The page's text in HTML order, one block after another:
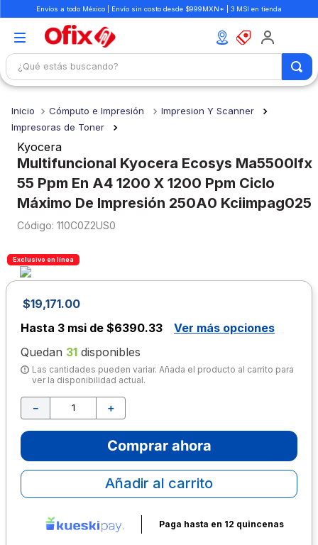
Envíos a todo México | Envío sin costo desde $999MXN* | 3 MSI en tienda
¿Qué estás buscando?
Cómputo e Impresión
Impresion Y Scanner
Impresoras de Toner
Kyocera
Multifuncional Kyocera Ecosys Ma5500Ifx
55 Ppm En A4 1200 X 1200 Ppm Ciclo
Máximo De Impresión 250A0 Kciimpag025
: 110C0Z2US0
Exclusivo en línea
$19,171.00
Hasta 3 msi de $6390.33
Ver más opciones
Quedan 31 disponibles
Las cantidades pueden variar. Añada el producto al carrito para
ver la disponibilidad actual.
＋
－
Comprar ahora
Añadir al carrito
Paga hasta en 12 quincenas
1.
mochilas
2
3.
cuaderno
4.
cuadernos
7.
escritorio